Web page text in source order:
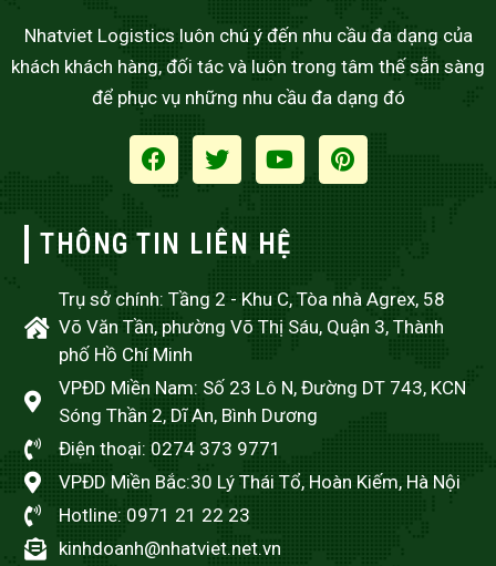
Nhatviet Logistics luôn chú ý đến nhu cầu đa dạng của
khách khách hàng, đối tác và luôn trong tâm thế sẵn sàng
để phục vụ những nhu cầu đa dạng đó
THÔNG TIN LIÊN HỆ
Trụ sở chính: Tầng 2 - Khu C, Tòa nhà Agrex, 58
Võ Văn Tần, phường Võ Thị Sáu, Quận 3, Thành
phố Hồ Chí Minh
VPĐD Miền Nam: Số 23 Lô N, Đường DT 743, KCN
Sóng Thần 2, Dĩ An, Bình Dương
Điện thoại: 0274 373 9771
VPĐD Miền Bắc:30 Lý Thái Tổ, Hoàn Kiếm, Hà Nội
Hotline: 0971 21 22 23
kinhdoanh@nhatviet.net.vn